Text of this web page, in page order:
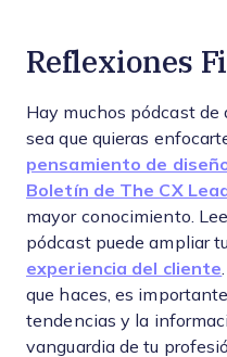
Reflexiones
Hay muchos pódcast de
sea que quieras
pensamiento de
Boletín de The CX
mayor conocimiento.
pódcast puede ampliar
experiencia del cliente
que haces, es
tendencias y la
vanguardia de tu